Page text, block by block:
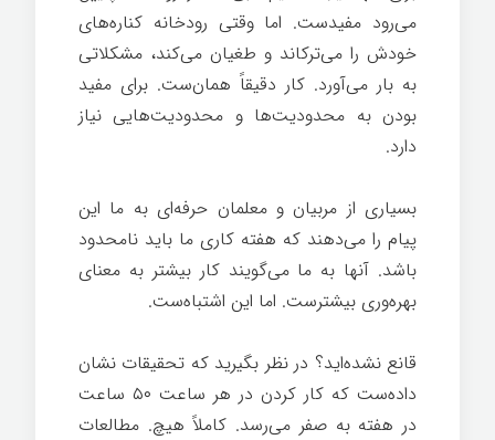
می‌رود مفیدست. اما وقتی رودخانه کناره‌های
خودش را می‌ترکاند و طغیان می‌کند، مشکلاتی
به بار می‌آورد. کار دقیقاً همان‌ست. برای مفید
بودن به محدودیت‌ها و محدودیت‌هایی نیاز
دارد.
بسیاری از مربیان و معلمان حرفه‌ای به ما این
پیام را می‌دهند که هفته کاری ما باید نامحدود
باشد. آنها به ما می‌گویند کار بیشتر به معنای
بهره‌وری بیشترست. اما این اشتباه‌ست.
قانع نشده‌اید؟ در نظر بگیرید که تحقیقات نشان
داده‌ست که کار کردن در هر ساعت ۵۰ ساعت
در هفته به صفر می‌رسد. کاملاً هیچ. مطالعات